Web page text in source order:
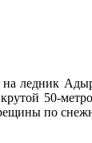
ледник
50-
по